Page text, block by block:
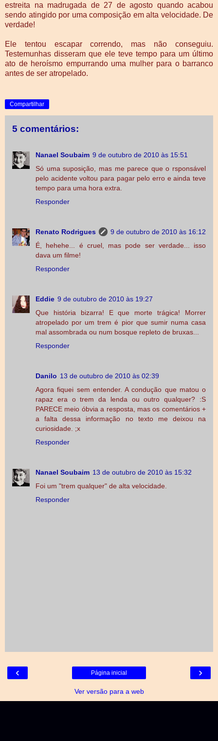
estreita na madrugada de 27 de agosto quando acabou
sendo atingido por uma composição em alta velocidade. De
verdade!
Ele tentou escapar correndo, mas não conseguiu.
Testemunhas disseram que ele teve tempo para um último
ato de heroísmo empurrando uma mulher para o barranco
antes de ser atropelado.
Compartilhar
5 comentários:
Nanael Soubaim 9 de outubro de 2010 às 15:51
Só uma suposição, mas me parece que o rsponsável
pelo acidente voltou para pagar pelo erro e ainda teve
tempo para uma hora extra.
Responder
Renato Rodrigues
9 de outubro de 2010 às 16:12
É, hehehe... é cruel, mas pode ser verdade... isso
dava um filme!
Responder
Eddie 9 de outubro de 2010 às 19:27
Que história bizarra! E que morte trágica! Morrer
atropelado por um trem é pior que sumir numa casa
mal assombrada ou num bosque repleto de bruxas...
Responder
Danilo 13 de outubro de 2010 às 02:39
Agora fiquei sem entender. A condução que matou o
rapaz era o trem da lenda ou outro qualquer? :S
PARECE meio óbvia a resposta, mas os comentários +
a falta dessa informação no texto me deixou na
curiosidade. ;x
Responder
Nanael Soubaim 13 de outubro de 2010 às 15:32
Foi um "trem qualquer" de alta velocidade.
Responder
‹ ›
Página inicial
Ver versão para a web